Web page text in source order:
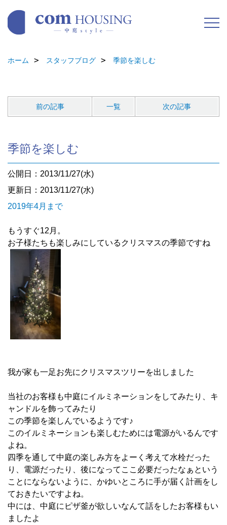
ホーム スタッフブログ 季節を楽しむ
前の記事 一覧 次の記事
季節を楽しむ
公開日：2013/11/27(水)
更新日：2013/11/27(水)
2019年4月まで
もうすぐ12月。
お子様たちも楽しみにしているクリスマスの季節ですね
我が家も一足お先にクリスマスツリーを出しました
当社のお客様も中庭にイルミネーションをしてみたり、キ
ャンドルを飾ってみたり
この季節を楽しんでいるようです♪
このイルミネーションも楽しむためには電源がいるんです
よね。
四季を通して中庭の楽しみ方をよーく考えて水栓だった
り、電源だったり、後になってここ必要だったなぁという
ことにならないように、かゆいところに手が届く計画をし
ておきたいですよね。
中には、中庭にピザ釜が欲しいなんて話をしたお客様もい
ましたよ